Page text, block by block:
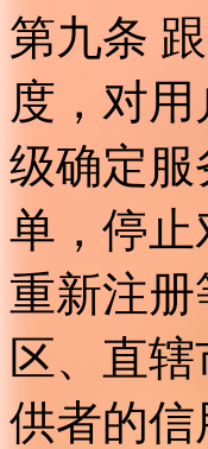
第九条
度，对
级确定
单，停
重新注
区、直
供者的